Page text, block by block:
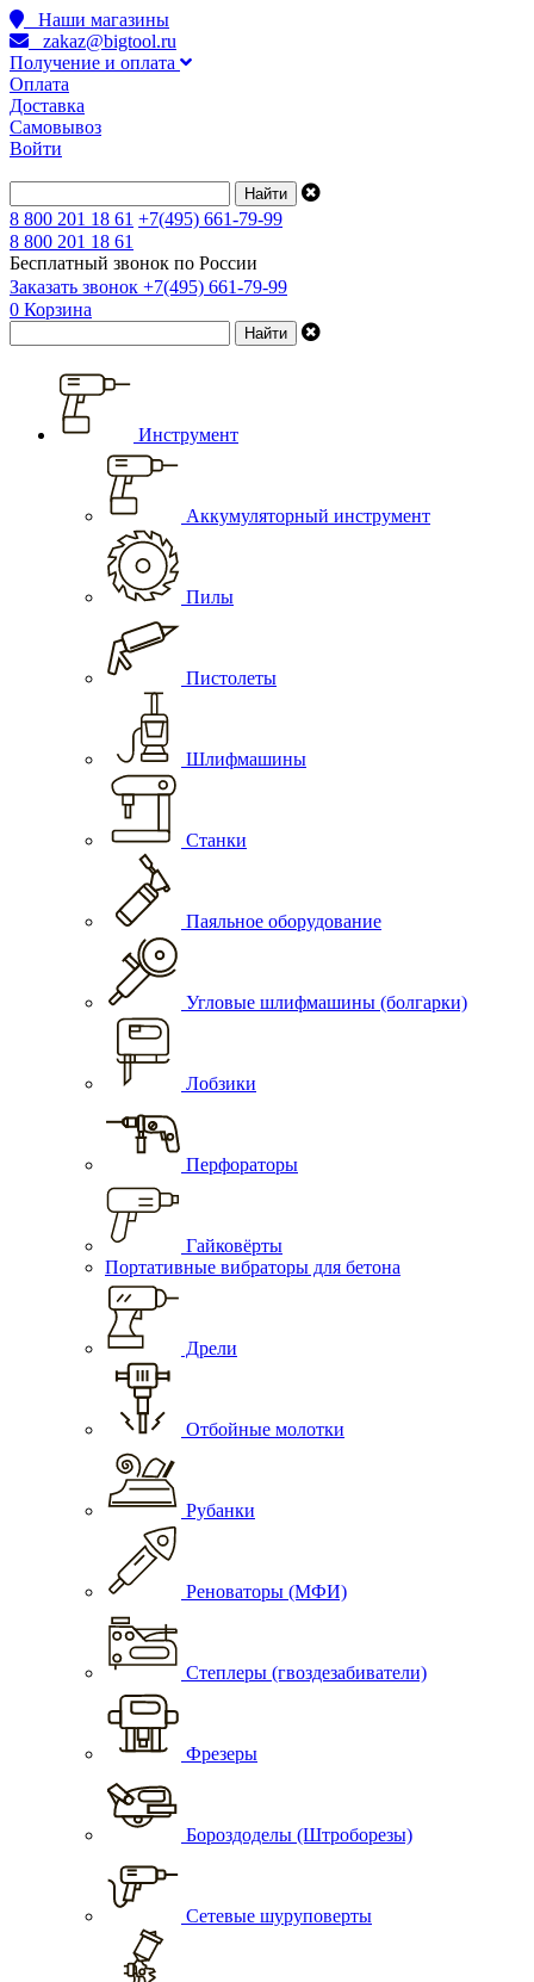
Наши магазины
zakaz@bigtool.ru
Получение и оплата
Оплата
Доставка
Самовывоз
Войти
8 800 201 18 61 +7(495) 661-79-99
8 800 201 18 61
Бесплатный звонок по России
Заказать звонок +7(495) 661-79-99
0 Корзина
Инструмент
Аккумуляторный инструмент
Пилы
Пистолеты
Шлифмашины
Станки
Паяльное оборудование
Угловые шлифмашины (болгарки)
Лобзики
Перфораторы
Гайковёрты
Портативные вибраторы для бетона
Дрели
Отбойные молотки
Рубанки
Реноваторы (МФИ)
Степлеры (гвоздезабиватели)
Фрезеры
Бороздоделы (Штроборезы)
Сетевые шуруповерты